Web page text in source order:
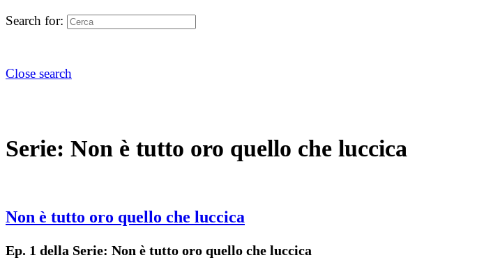
Search for:
Close search
Serie: Non è tutto oro quello che luccica
Non è tutto oro quello che luccica
Ep. 1 della Serie: Non è tutto oro quello che luccica